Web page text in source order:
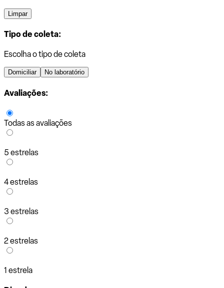
Limpar
Tipo de coleta:
Escolha o tipo de coleta
Domiciliar No laboratório
Avaliações:
Todas as avaliações
5 estrelas
4 estrelas
3 estrelas
2 estrelas
1 estrela